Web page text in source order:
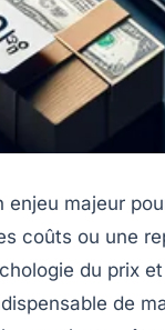
majeur
coûts ou une
du prix
de